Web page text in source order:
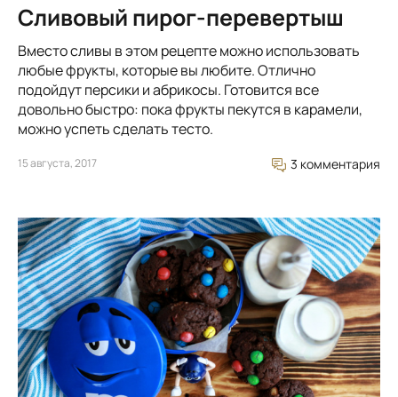
Сливовый пирог-перевертыш
Вместо сливы в этом рецепте можно использовать
любые фрукты, которые вы любите. Отлично
подойдут персики и абрикосы. Готовится все
довольно быстро: пока фрукты пекутся в карамели,
можно успеть сделать тесто.
15 августа, 2017 3 комментария